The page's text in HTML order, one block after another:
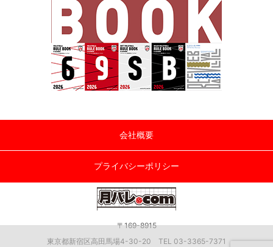
会社概要
プライバシーポリシー
〒169-8915
東京都新宿区高田馬場4-30-20 TEL 03-3365-7371